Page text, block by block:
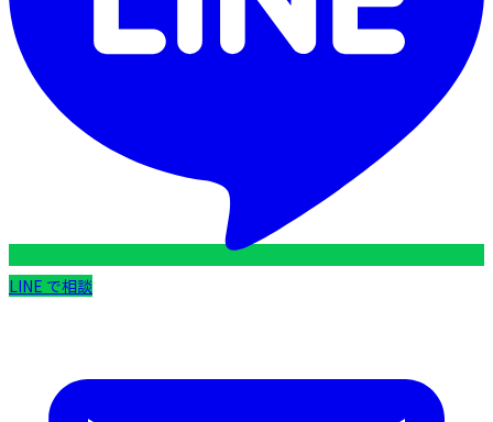
LINE で相談